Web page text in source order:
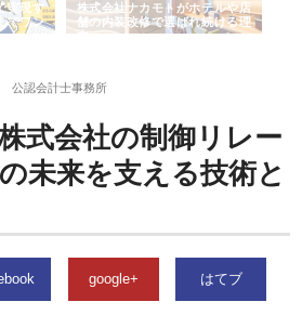
実現す
でワン
株式会社ナカモトがホテルや店
舗の内装改修で選ばれ続ける理
由
公認会計士事務所
式会社の制御リレー
未来を支える技術と
google+ はてブ